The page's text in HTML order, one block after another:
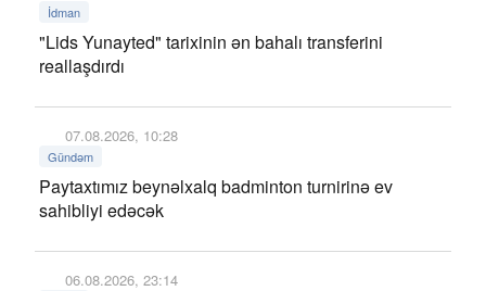
İdman
"Lids Yunayted" tarixinin ən bahalı transferini
reallaşdırdı
07.08.2026, 10:28
Gündəm
Paytaxtımız beynəlxalq badminton turnirinə ev
sahibliyi edəcək
06.08.2026, 23:14